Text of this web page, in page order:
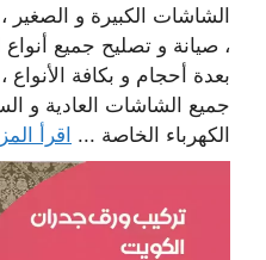
الشاشات الكبيرة و الصغير
، صيانة و تصليح جميع
بعدة أحجام و بكافة الأنواع
جميع الشاشات العادية و
الكهرباء الخاصة ... اقرأ